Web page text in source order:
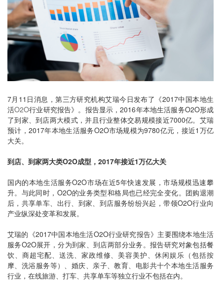
7月11日消息，第三方研究机构艾瑞今日发布了《2017中国本地生
活O2O行业研究报告》。报告显示，2016年本地生活服务O2O形成
了到家、到店两大模式，并且行业整体交易规模接近7000亿。艾瑞
预计，2017年本地生活服务O2O市场规模为9780亿元，接近1万亿
大关。
到店、到家两大类O2O成型，2017年接近1万亿大关
国内的本地生活服务O2O市场在近5年快速发展，市场规模迅速攀
升。与此同时，O2O的业务类型和格局也已经完全变化。团购退潮
后，共享单车、出行、到家、到店服务纷纷兴起，带领O2O行业向
产业纵深处变革和发展。
艾瑞的《2017中国本地生活O2O行业研究报告》主要围绕本地生活
服务O2O展开，分为到家、到店两部分业务。报告研究对象包括餐
饮、商超宅配、送洗、家政维修、美容美护、休闲娱乐（包括按
摩、洗浴服务等）、婚庆、亲子、教育、电影共十个本地生活服务
行业，在线旅游、打车、共享单车等独立行业不包括在内。